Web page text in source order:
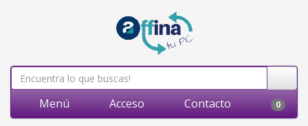
Menú Acceso Contacto 0